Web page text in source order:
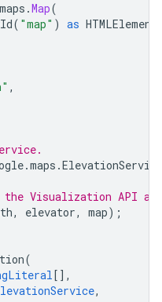
maps .Map(
( "map" ) as HTMLElement
,
.maps .ElevationService
Visualization API
, elevator, map);
(
[],
,